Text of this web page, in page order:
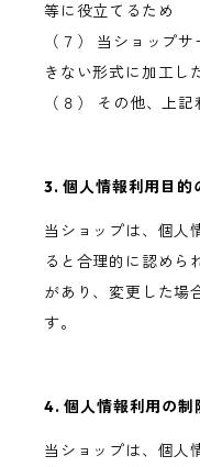
等に役立てるため
（７） 当ショップ
きない形式に加工し
（８） その他、上
3. 個人情報利用目的
当ショップは、個人
ると合理的に認めら
があり、変更した場
す。
4. 個人情報利用の制
当ショップは、個人